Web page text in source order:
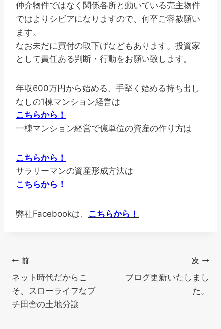
仲介物件ではなく関係各所と動いている売主物件
ではよりシビアになりますので、何卒ご容赦願い
ます。
なお未だに買付の取下げなどもあります。投資家
として責任ある判断・行動をお願い致します。
年収600万円から始める、手堅く始める持ち出し
なしの1棟マンション経営は
こちらから！
一棟マンション経営で億単位の資産の作り方は
こちらから！
サラリーマンの資産形成方法は
こちらから！
弊社Facebookは、 こちらから！
投
稿
ナ
前
ネット時代だからこ
そ、スローライフなプ
チ田舎の土地分譲
次
ブログ更新いたしまし
た。